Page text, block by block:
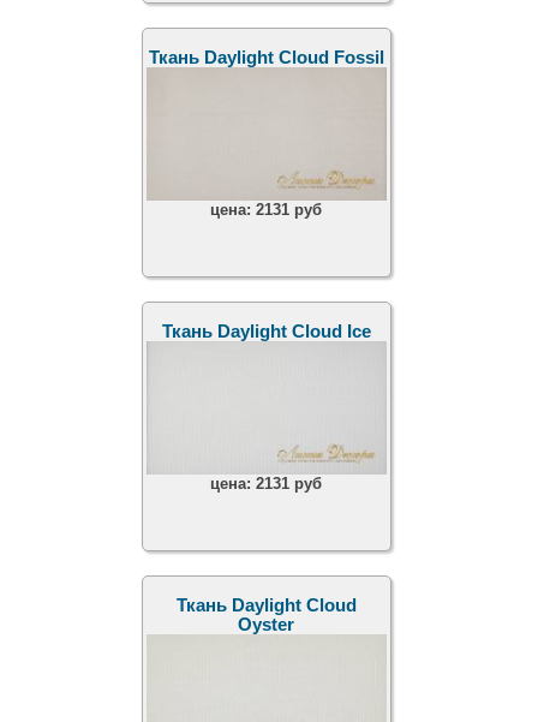
Ткань Daylight Cloud Fossil
цена:2131 руб
Ткань Daylight Cloud Ice
цена:2131 руб
Ткань Daylight Cloud
Oyster